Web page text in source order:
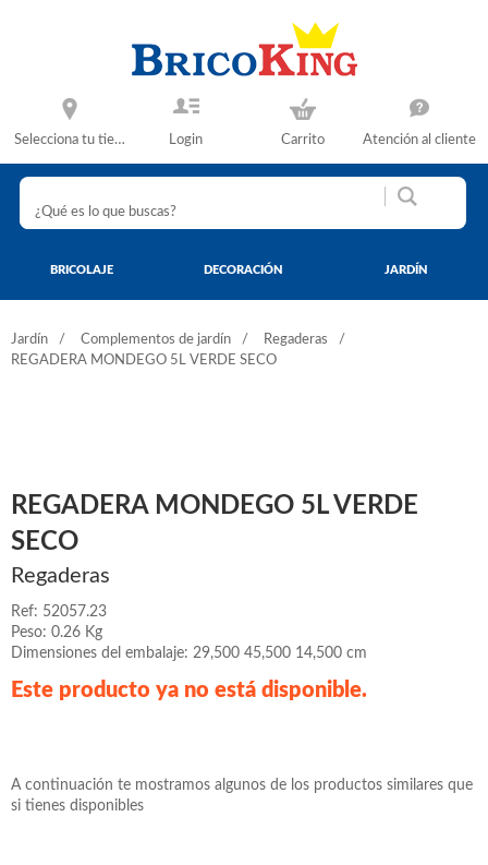
Selecciona tu tienda Login Carrito Atención al cliente
BRICOLAJE DECORACIÓN JARDÍN
Jardín Complementos de jardín
Regaderas
REGADERA MONDEGO 5L VERDE SECO
REGADERA MONDEGO 5L VERDE
SECO
Regaderas
Ref: 52057.23
Peso: 0.26 Kg
Dimensiones del embalaje: 29,500 45,500 14,500 cm
Este producto ya no está disponible.
A continuación te mostramos algunos de los productos similares que
si tienes disponibles